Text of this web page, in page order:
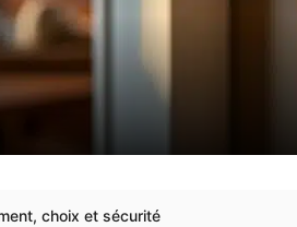
choix et sécurité